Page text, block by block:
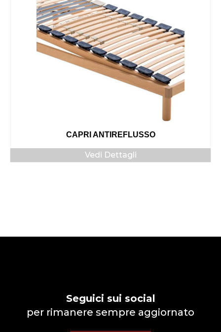
CAPRI ANTIREFLUSSO
Vedi Dettagli
Seguici sui social
per rimanere sempre aggiornato